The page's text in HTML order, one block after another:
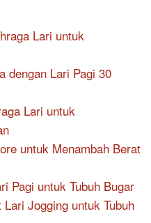
Lari untuk
dengan Lari Pagi 30
Lari untuk
untuk Menambah Berat
Pagi untuk Tubuh Bugar
Jogging untuk Tubuh